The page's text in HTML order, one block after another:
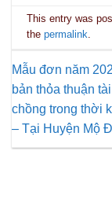
This entry was
thepermalink.
Mẫu đơn năm
bản thỏa thuận
chồng trong thời
– Tại Huyện Mộ